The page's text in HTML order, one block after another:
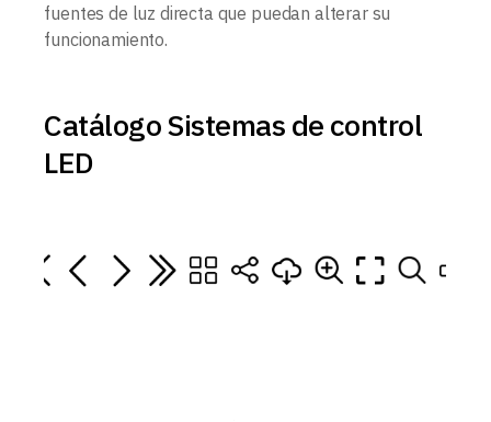
fuentes de luz directa que puedan alterar su
funcionamiento.
Catálogo Sistemas de control
LED